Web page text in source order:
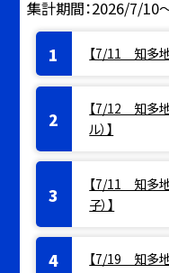
集計期間：2026/7/10
【7/11 知多地
【7/12 知多
ル）】
【7/11 知多
子）】
【7/19 知多地